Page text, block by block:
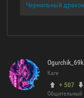
Чернильный дракон
Ogurchik_69k
Каге
+ 507
Общительный